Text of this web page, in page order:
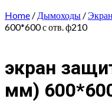
Home / Дымоходы /Экран
600*600 с отв. ф210
экран
мм)